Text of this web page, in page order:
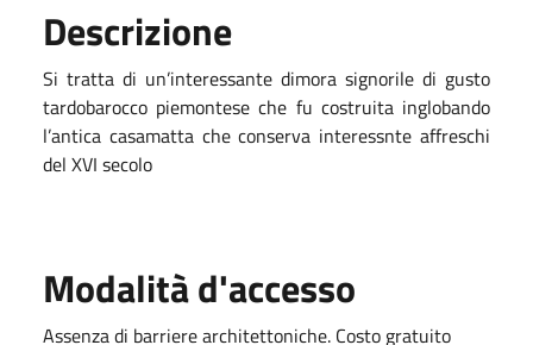
Descrizione
Si tratta di un’interessante dimora signorile di gusto
tardobarocco piemontese che fu costruita inglobando
l’antica casamatta che conserva interessnte affreschi
del XVI secolo
Modalità d'accesso
Assenza di barriere architettoniche. Costo gratuito